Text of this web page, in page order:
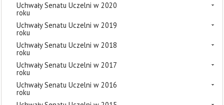
Uchwały Senatu Uczelni w 2020
roku
Uchwały Senatu Uczelni w 2019
roku
Uchwały Senatu Uczelni w 2018
roku
Uchwały Senatu Uczelni w 2017
roku
Uchwały Senatu Uczelni w 2016
roku